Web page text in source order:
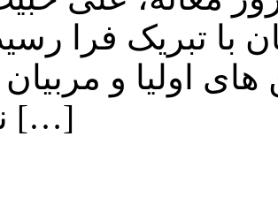
با تبریک فرا
های اولیا و
نقش بی […]